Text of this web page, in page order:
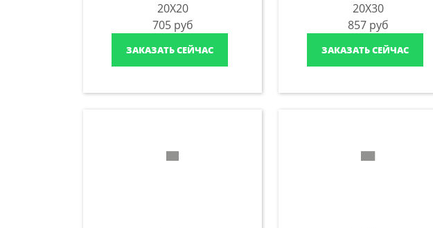
20X20
705 руб
ЗАКАЗАТЬ СЕЙЧАС
20X30
857 руб
ЗАКАЗАТЬ СЕЙЧАС